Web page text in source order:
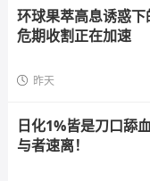
环球果萃高息诱惑
危期收割正在加速
昨天
日化1%皆是刀口舔
与者速离！